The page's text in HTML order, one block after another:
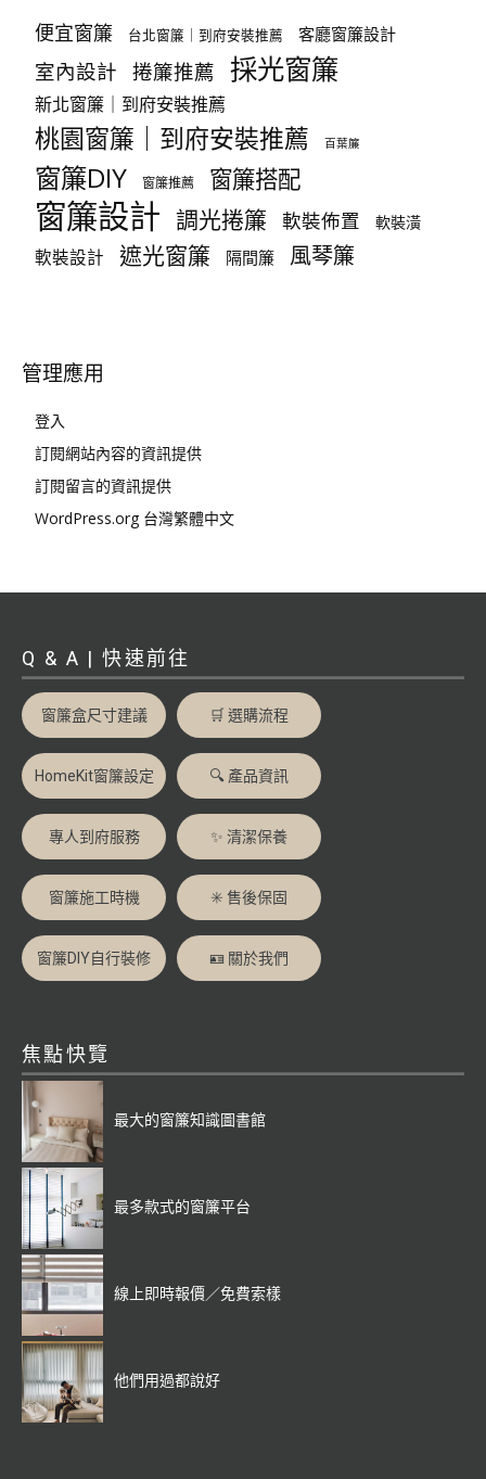
便宜窗簾 台北窗簾｜到府安裝推薦 客廳窗簾設計
室內設計 捲簾推薦 採光窗簾
新北窗簾｜到府安裝推薦
桃園窗簾｜到府安裝推薦 百葉簾
窗簾DIY 窗簾推薦 窗簾搭配
窗簾設計 調光捲簾 軟裝佈置 軟裝潢
軟裝設計 遮光窗簾 隔間簾 風琴簾
管理應用
登入
訂閱網站內容的資訊提供
訂閱留言的資訊提供
WordPress.org 台灣繁體中文
Q & A | 快速前往
窗簾盒尺寸建議 🛒 選購流程
HomeKit窗簾設定 🔍 產品資訊
專人到府服務 ✨ 清潔保養
窗簾施工時機 ✳️ 售後保固
窗簾DIY自行裝修 🪪 關於我們
焦點快覽
最大的窗簾知識圖書館
最多款式的窗簾平台
線上即時報價／免費索樣
他們用過都說好